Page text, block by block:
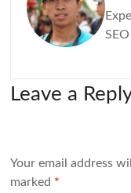
Leave a
Your email address
marked *